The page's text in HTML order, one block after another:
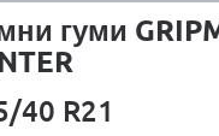
гуми
40 R21